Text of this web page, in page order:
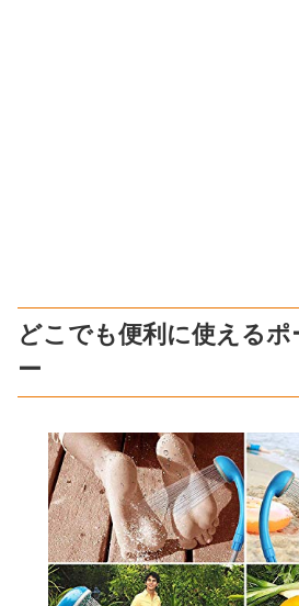
どこでも便利に使える
ー